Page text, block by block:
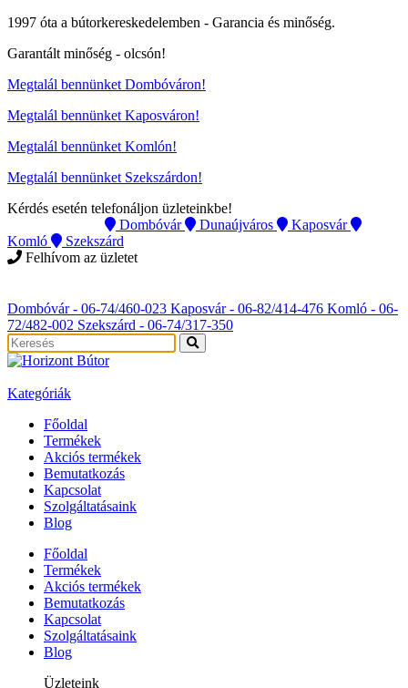
1997 óta a bútorkereskedelemben - Garancia és minőség.
Garantált minőség - olcsón!
Megtalál bennünket Dombóváron!
Megtalál bennünket Kaposváron!
Megtalál bennünket Komlón!
Megtalál bennünket Szekszárdon!
Kérdés esetén telefonáljon üzleteinkbe!
Dombóvár Dunaújváros
Kaposvár
Komló
Szekszárd
Felhívom az üzletet
Dombóvár - 06-74/460-023 Kaposvár - 06-82/414-476 Komló - 06-
72/482-002 Szekszárd - 06-74/317-350
Kategóriák
Főoldal
Termékek
Akciós termékek
Bemutatkozás
Kapcsolat
Szolgáltatásaink
Blog
Főoldal
Termékek
Akciós termékek
Bemutatkozás
Kapcsolat
Szolgáltatásaink
Blog
Üzleteink